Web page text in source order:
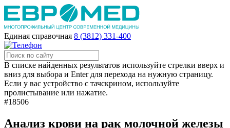
Единая справочная 8 (3812) 331-400
В списке найденных результатов используйте стрелки вверх и
вниз для выбора и Enter для перехода на нужную страницу.
Если у вас устройство с тачскрином, используйте
пролистывание или нажатие.
#18506
Анализ крови на рак молочной железы